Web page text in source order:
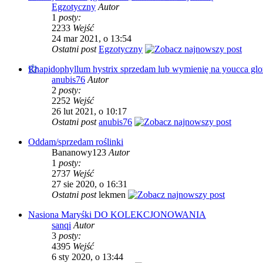
Egzotyczny Autor
1 posty:
2233 Wejść
24 mar 2021, o 13:54
Ostatni postEgzotyczny
Rhapidophyllum hystrix sprzedam lub wymienię na youcca
anubis76 Autor
2 posty:
2252 Wejść
26 lut 2021, o 10:17
Ostatni postanubis76
Oddam/sprzedam roślinki
Bananowy123 Autor
1 posty:
2737 Wejść
27 sie 2020, o 16:31
Ostatni postlekmen
Nasiona Maryśki DO KOLEKCJONOWANIA
sanqi Autor
3 posty:
4395 Wejść
6 sty 2020, o 13:44